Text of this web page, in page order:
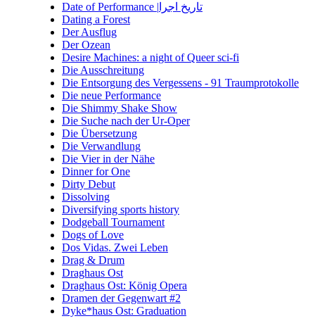
Date of Performance |تاریخ اجرا
Dating a Forest
Der Ausflug
Der Ozean
Desire Machines: a night of Queer sci-fi
Die Ausschreitung
Die Entsorgung des Vergessens - 91 Traumprotokolle
Die neue Performance
Die Shimmy Shake Show
Die Suche nach der Ur-Oper
Die Übersetzung
Die Verwandlung
Die Vier in der Nähe
Dinner for One
Dirty Debut
Dissolving
Diversifying sports history
Dodgeball Tournament
Dogs of Love
Dos Vidas. Zwei Leben
Drag & Drum
Draghaus Ost
Draghaus Ost: König Opera
Dramen der Gegenwart #2
Dyke*haus Ost: Graduation